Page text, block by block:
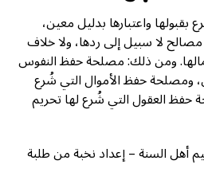
واعتبارها بدليل معين،
لا سبيل إلى ردها، ولا خلاف
ومن ذلك: مصلحة حفظ النفوس
ومصلحة حفظ الأموال التي شُرع
حفظ العقول التي شُرع لها تحريم
أهل السنة – إعداد نخبة من طلبة